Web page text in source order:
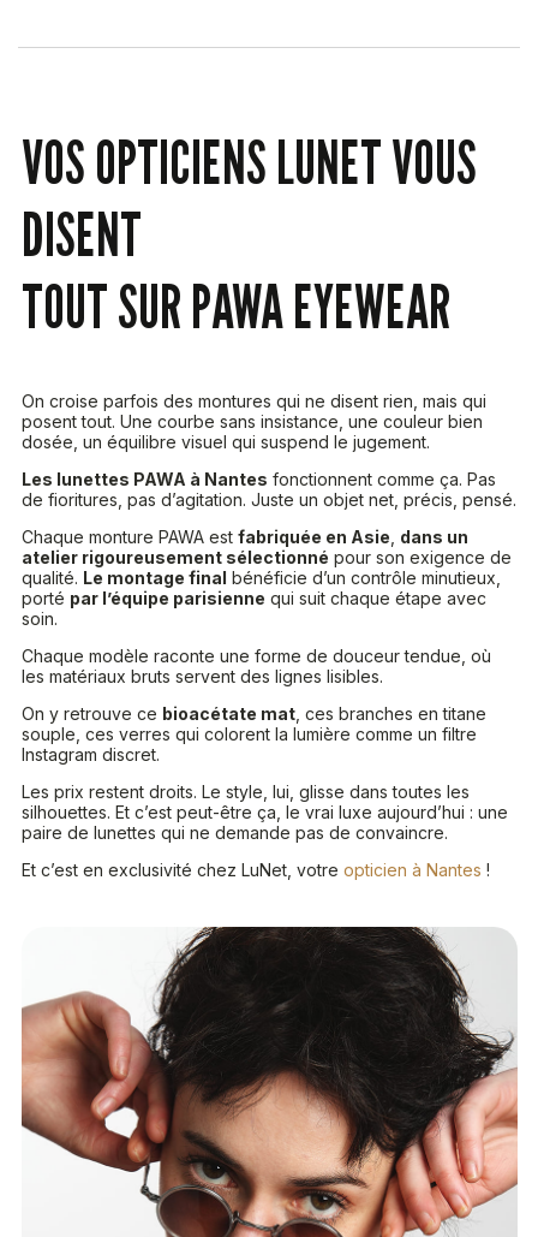
VOS OPTICIENS LUNET VOUS
DISENT
TOUT SUR PAWA EYEWEAR
On croise parfois des montures qui ne disent rien, mais qui
posent tout. Une courbe sans insistance, une couleur bien
dosée, un équilibre visuel qui suspend le jugement.
Les lunettes PAWA à Nantes fonctionnent comme ça. Pas
de fioritures, pas d’agitation. Juste un objet net, précis, pensé.
Chaque monture PAWA est fabriquée en Asie dans un
atelier rigoureusement sélectionné pour son exigence de
qualité. Le montage final bénéficie d’un contrôle minutieux,
porté par l’équipe parisienne qui suit chaque étape avec
soin.
Chaque modèle raconte une forme de douceur tendue, où
les matériaux bruts servent des lignes lisibles.
On y retrouve ce bioacétate mat, ces branches en titane
souple, ces verres qui colorent la lumière comme un filtre
Instagram discret.
Les prix restent droits. Le style, lui, glisse dans toutes les
silhouettes. Et c’est peut-être ça, le vrai luxe aujourd’hui : une
paire de lunettes qui ne demande pas de convaincre.
Et c’est en exclusivité chez LuNet, votre opticien à Nantes !